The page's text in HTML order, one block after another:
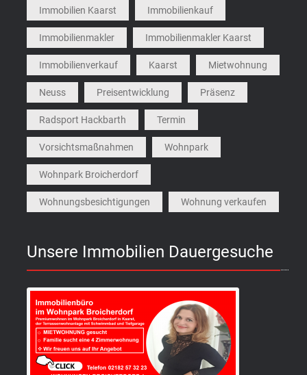
Immobilien Kaarst Immobilienkauf
Immobilienmakler Immobilienmakler Kaarst
Immobilienverkauf Kaarst Mietwohnung
Neuss Preisentwicklung Präsenz
Radsport Hackbarth Termin
Vorsichtsmaßnahmen Wohnpark
Wohnpark Broicherdorf
Wohnungsbesichtigungen Wohnung verkaufen
Unsere Immobilien Dauergesuche